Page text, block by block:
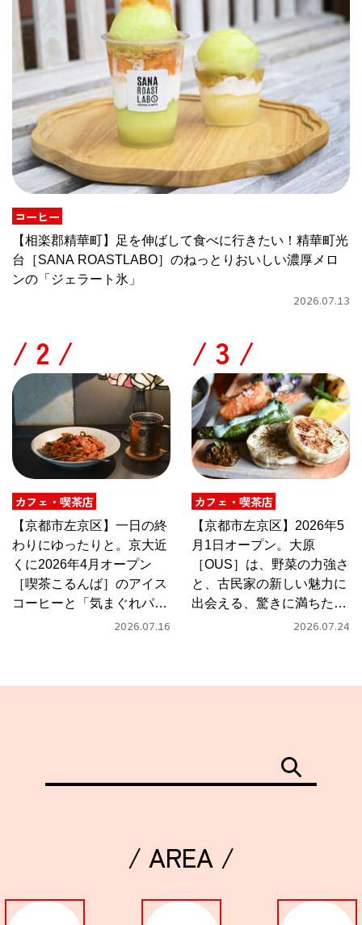
コーヒー
【相楽郡精華町】足を伸ばして食べに行きたい！精華町光
台［SANA ROASTLABO］のねっとりおいしい濃厚メロ
ンの「ジェラート氷」
2026.07.13
/
カフェ・喫茶店
【京都市左京区】一日の終
わりにゆったりと。京大近
くに2026年4月オープン
［喫茶こるんば］のアイス
コーヒーと「気まぐれパス
2026.07.16
/
カフェ・喫茶店
【京都市左京区】2026年5
月1日オープン。大原
［OUS］は、野菜の力強さ
と、古民家の新しい魅力に
出会える、驚きに満ちたカ
2026.07.24
/ AREA /